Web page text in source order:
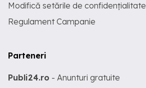
Modifică setările de confidențialitate
Regulament Campanie
Parteneri
Publi24.ro - Anunturi gratuite